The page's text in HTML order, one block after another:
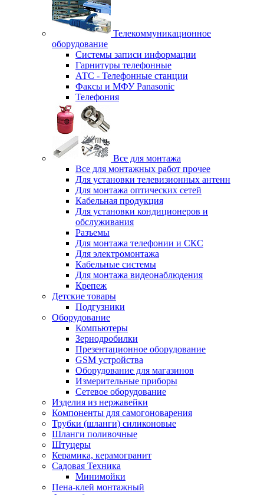
Телекоммуникационное
оборудование
Системы записи информации
Гарнитуры телефонные
АТС - Телефонные станции
Факсы и МФУ Panasonic
Телефония
Все для монтажа
Все для монтажных работ прочее
Для установки телевизионных антенн
Для монтажа оптических сетей
Кабельная продукция
Для установки кондиционеров и
обслуживания
Разъемы
Для монтажа телефонии и СКС
Для электромонтажа
Кабельные системы
Для монтажа видеонаблюдения
Крепеж
Детские товары
Подгузники
Оборудование
Компьютеры
Зернодробилки
Презентационное оборудование
GSM устройства
Оборудование для магазинов
Измерительные приборы
Сетевое оборудование
Изделия из нержавейки
Компоненты для самогоноварения
Трубки (шланги) силиконовые
Шланги поливочные
Штуцеры
Керамика, керамогранит
Садовая Техника
Минимойки
Пена-клей монтажный